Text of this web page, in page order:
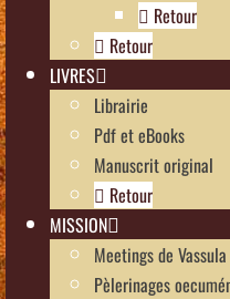
Retour
Retour
LIVRES
Librairie
Pdf et eBooks
Manuscrit original
Retour
MISSION
Meetings de Vassula
Pèlerinages